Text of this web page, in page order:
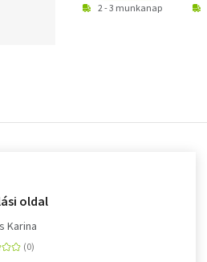
2 - 3 munkanap
oldal
Karina